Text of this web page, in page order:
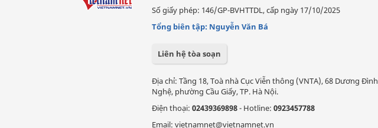
Số giấy phép: 146/GP-BVHTTDL, cấp ngày 17/10/2025
Tổng biên tập: Nguyễn Văn Bá
Liên hệ tòa soạn
Địa chỉ: Tầng 18, Toà nhà Cục Viễn thông (VNTA), 68 Dương Đình
Nghệ, phường Cầu Giấy, TP. Hà Nội.
Điện thoại: 02439369898- Hotline: 0923457788
Email: vietnamnet@vietnamnet.vn